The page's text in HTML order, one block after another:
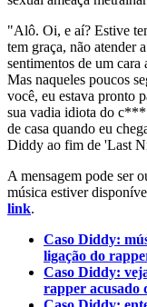
"Alô. Oi, e aí? Estive
tem graça, não
sentimentos de um cara
Mas naqueles poucos
você, eu estava pronto
sua vadia idiota do
de casa quando eu
Diddy ao fim de 'Last
A mensagem pode ser
música estiver
link.
Caso Diddy:
ligação do
Caso Diddy:
rapper acusado